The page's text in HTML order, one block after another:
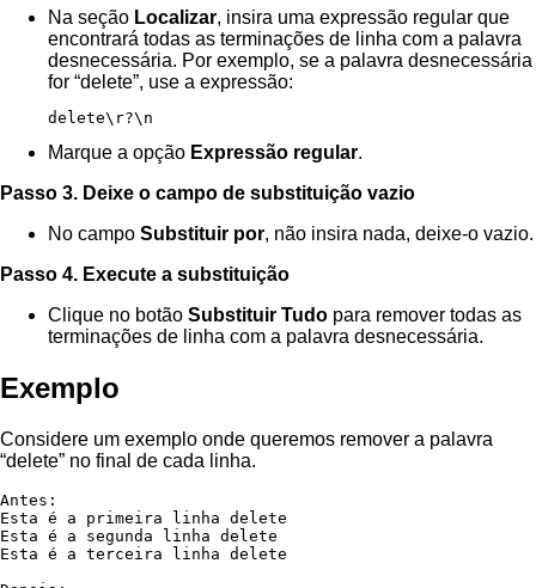
Na seção Localizar, insira uma expressão regular que
encontrará todas as terminações de linha com a palavra
desnecessária. Por exemplo, se a palavra desnecessária
for “delete”, use a expressão:
delete\r?\n
Marque a opção Expressão regular.
Passo 3. Deixe o campo de substituição vazio
No campo Substituir por, não insira nada, deixe-o vazio.
Passo 4. Execute a substituição
Clique no botão Substituir Tudo para remover todas as
terminações de linha com a palavra desnecessária.
Exemplo
Considere um exemplo onde queremos remover a palavra
“delete” no final de cada linha.
Antes:
Esta é a primeira linha delete
Esta é a segunda linha delete
Esta é a terceira linha delete